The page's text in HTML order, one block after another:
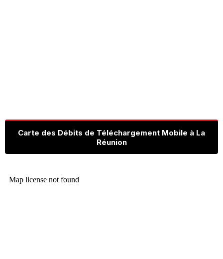
Carte des Débits de Téléchargement Mobile à La
Réunion